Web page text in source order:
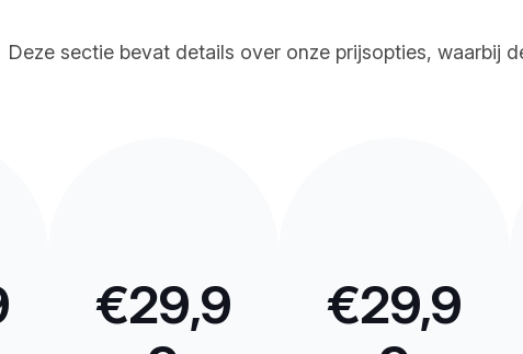
Deze sectie bevat details over onze prijsopties, waarbij
€29,9
€29,9